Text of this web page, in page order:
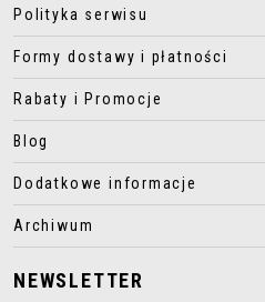
Polityka serwisu
Formy dostawy i płatności
Rabaty i Promocje
Blog
Dodatkowe informacje
Archiwum
NEWSLETTER